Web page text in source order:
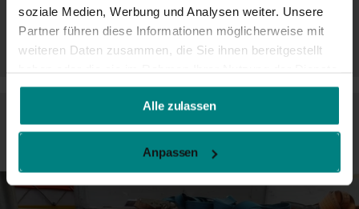
soziale Medien, Werbung und Analysen weiter. Unsere
Partner führen diese Informationen möglicherweise mit
weiteren Daten zusammen, die Sie ihnen bereitgestellt
gesammelt haben.
Alle zulassen
Anpassen